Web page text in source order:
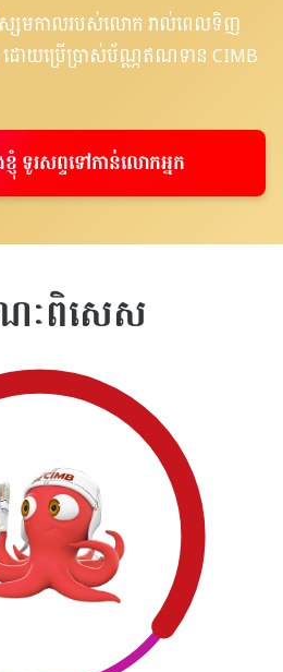
វិស្សមកាលរបស់លោក រាល់ពេលទិញ
ោយប្រើប្រាស់ប័ណ្ណឥណទាន CIMB
ញុំ ទូរសព្ទទៅកាន់លោកអ្នក
ៈពិសេស